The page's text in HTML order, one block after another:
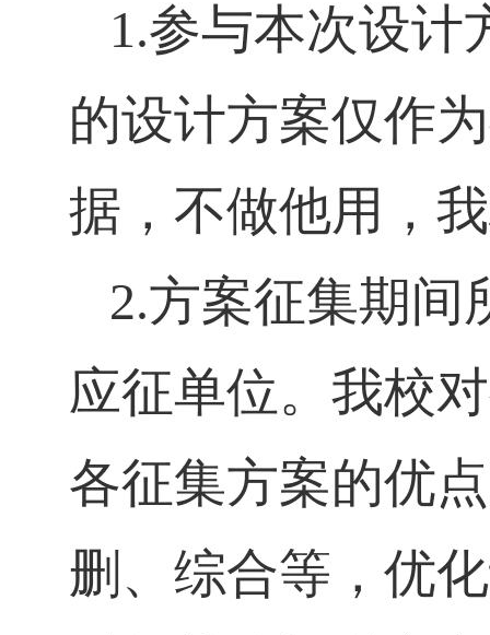
1.参与本次设计
的设计方案仅作
据，不做他用，
2.方案征集期间
应征单位。我校
各征集方案的优
删、综合等，优